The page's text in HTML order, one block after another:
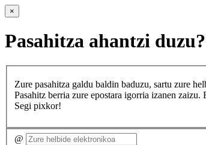
×
Pasahitza ahantzi duzu?
Zure pasahitza galdu baldin baduzu, sartu zure
Pasahitz berria zure epostara igorria izanen
Segi pixkor!
@